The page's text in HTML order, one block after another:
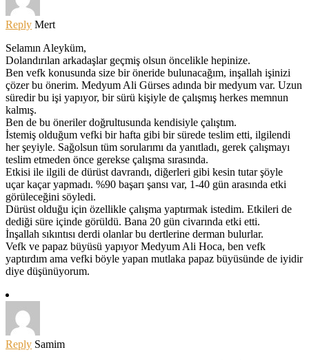
Reply Mert
Selamın Aleyküm,
Dolandırılan arkadaşlar geçmiş olsun öncelikle hepinize.
Ben vefk konusunda size bir öneride bulunacağım, inşallah işinizi
çözer bu önerim. Medyum Ali Gürses adında bir medyum var. Uzun
süredir bu işi yapıyor, bir sürü kişiyle de çalışmış herkes memnun
kalmış.
Ben de bu öneriler doğrultusunda kendisiyle çalıştım.
İstemiş olduğum vefki bir hafta gibi bir sürede teslim etti, ilgilendi
her şeyiyle. Sağolsun tüm sorularımı da yanıtladı, gerek çalışmayı
teslim etmeden önce gerekse çalışma sırasında.
Etkisi ile ilgili de dürüst davrandı, diğerleri gibi kesin tutar şöyle
uçar kaçar yapmadı. %90 başarı şansı var, 1-40 gün arasında etki
görüleceğini söyledi.
Dürüst olduğu için özellikle çalışma yaptırmak istedim. Etkileri de
dediği süre içinde görüldü. Bana 20 gün civarında etki etti.
İnşallah sıkıntısı derdi olanlar bu dertlerine derman bulurlar.
Vefk ve papaz büyüsü yapıyor Medyum Ali Hoca, ben vefk
yaptırdım ama vefki böyle yapan mutlaka papaz büyüsünde de iyidir
diye düşünüyorum.
Reply Samim